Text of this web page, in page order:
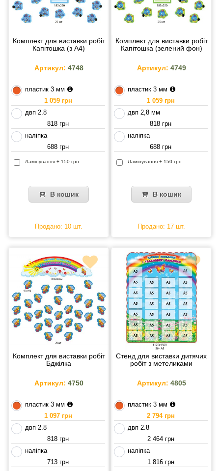
Комплект для виставки робіт
Капітошка (з А4)
Артикул: 4748
пластик 3 мм
1 059 грн
двп 2.8
818 грн
наліпка
688 грн
Ламінування + 150 грн
В кошик
Продано: 10 шт.
Комплект для виставки робіт
Капітошка (зелений фон)
Артикул: 4749
пластик 3 мм
1 059 грн
двп 2,8 мм
818 грн
наліпка
688 грн
Ламінування + 150 грн
В кошик
Продано: 17 шт.
Комплект для виставки робіт
Бджілка
Артикул: 4750
пластик 3 мм
1 097 грн
двп 2.8
818 грн
наліпка
713 грн
Стенд для виставки дитячих
робіт з метеликами
Артикул: 4805
пластик 3 мм
2 794 грн
двп 2.8
2 464 грн
наліпка
1 816 грн